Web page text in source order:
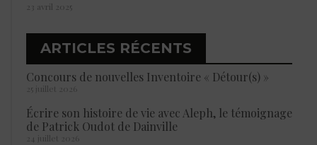
23 avril 2025
ARTICLES RÉCENTS
Concours de nouvelles Inventoire « Détour(s) »
25 juillet 2026
Écrire son histoire de vie avec Aleph, le témoignage
de Patrick Oudot de Dainville
24 juillet 2026